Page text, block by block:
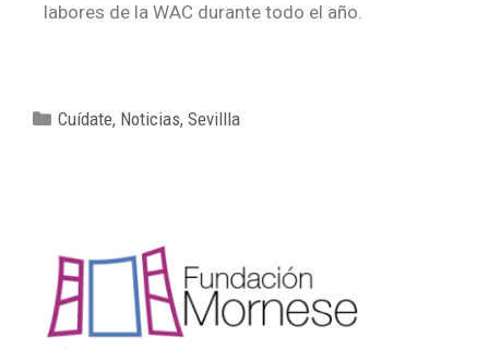
labores de la WAC durante todo el año.
Cuídate, Noticias,Sevillla